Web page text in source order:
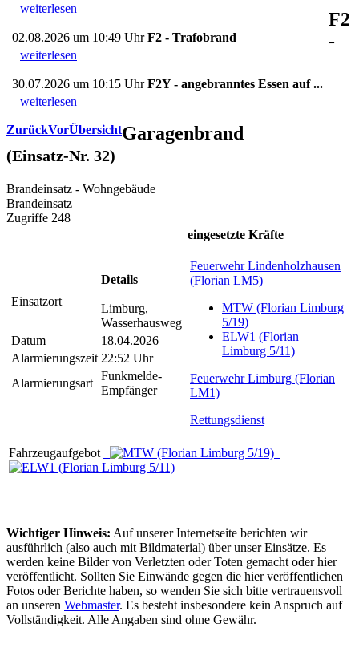
weiterlesen
02.08.2026 um 10:49 UhrF2 - Trafobrand
weiterlesen
30.07.2026 um 10:15 UhrF2Y - angebranntes Essen auf ...
weiterlesen
ZurückVorÜbersicht
F2
-
Garagenbrand
(Einsatz-Nr. 32)
Brandeinsatz - Wohngebäude
Brandeinsatz
Zugriffe 248
Einsatzort
Details
Limburg,
Wasserhausweg
Datum
18.04.2026
Alarmierungszeit 22:52 Uhr
Alarmierungsart
Funkmelde-
Empfänger
eingesetzte Kräfte
Feuerwehr Lindenholzhausen
(Florian LM5)
MTW (Florian Limburg
5/19)
ELW1 (Florian
Limburg 5/11)
Feuerwehr Limburg (Florian
LM1)
Rettungsdienst
Fahrzeugaufgebot
Wichtiger Hinweis: Auf unserer Internetseite berichten wir
ausführlich (also auch mit Bildmaterial) über unser Einsätze. Es
werden keine Bilder von Verletzten oder Toten gemacht oder hier
veröffentlicht. Sollten Sie Einwände gegen die hier veröffentlichen
Fotos oder Berichte haben, so wenden Sie sich bitte vertrauensvoll
an unseren Webmaster. Es besteht insbesondere kein Anspruch auf
Vollständigkeit. Alle Angaben sind ohne Gewähr.